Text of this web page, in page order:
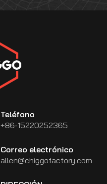
Teléfono
+86-15220252365
Correo electrónico
allen@chiggofactory.com